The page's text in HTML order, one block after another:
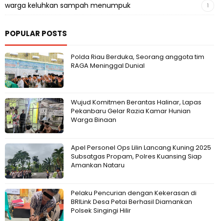
warga keluhkan sampah menumpuk 1
POPULAR POSTS
Polda Riau Berduka, Seorang anggota tim
RAGA Meninggal Dunial
Wujud Komitmen Berantas Halinar, Lapas
Pekanbaru Gelar Razia Kamar Hunian
Warga Binaan
Apel Personel Ops Lilin Lancang Kuning 2025
Subsatgas Propam, Polres Kuansing Siap
Amankan Nataru
Pelaku Pencurian dengan Kekerasan di
BRILink Desa Petai Berhasil Diamankan
Polsek Singingi Hilir